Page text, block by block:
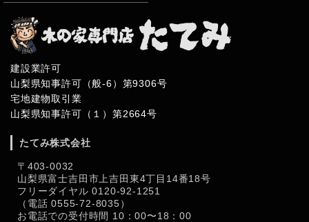
建設業許可
山梨県知事許可（般-6）第9306号
宅地建物取引業
山梨県知事許可（１）第2664号
たてみ株式会社
〒403-0032
山梨県富士吉田市上吉田東4丁目14番18号
フリーダイヤル 0120-92-1251
（電話 0555-72-8035）
お電話での受付時間 10：00〜18：00